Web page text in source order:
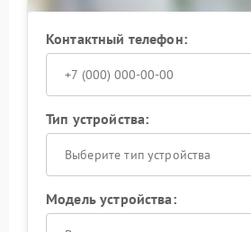
Контактный телефон:
Тип устройства:
Выберите тип устройства
Модель устройства: